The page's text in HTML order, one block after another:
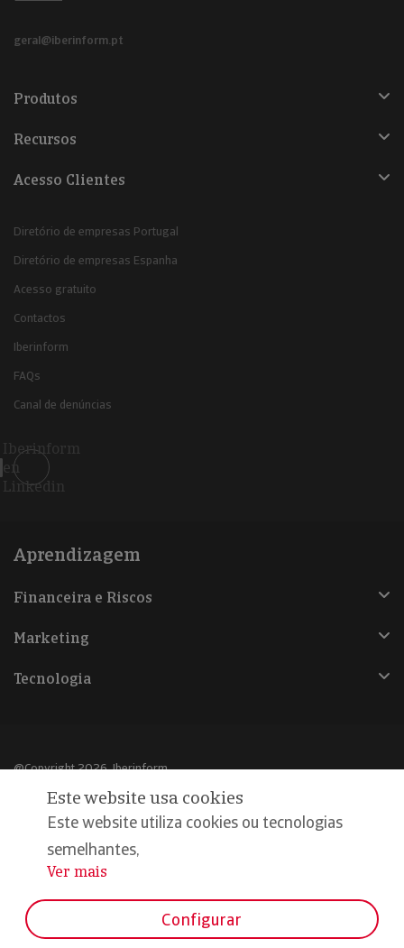
geral@iberinform.pt
Produtos
Recursos
Acesso Clientes
Diretório de empresas Portugal
Diretório de empresas Espanha
Acesso gratuito
Contactos
Iberinform
FAQs
Canal de denúncias
Iberinform
en
Linkedin
Aprendizagem
Financeira e Riscos
Marketing
Tecnologia
@Copyright 2026, Iberinform
Política de cookies
Declaração de privacidade
Compromisso qualidade e segurança
Este website usa cookies
Este website utiliza cookies ou tecnologias
semelhantes,
...
Ver mais
Configurar